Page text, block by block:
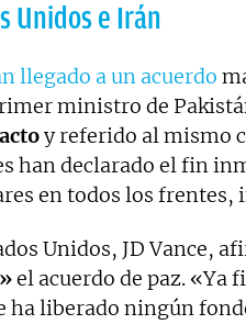
Unidos e Irán
llegado a un acuerdo
ministro de
y referido al mismo
han declarado el fin
en todos los frentes,
Unidos, JD Vance,
el acuerdo de paz. «Ya
liberado ningún